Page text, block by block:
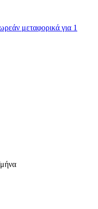
μεταφορικά για 1
μήνα